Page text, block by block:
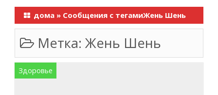
дома » Сообщения с тегамиЖень Шень
Метка: Жень Шень
Здоровье